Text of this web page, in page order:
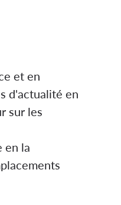
et en
d'actualité en
sur les
en la